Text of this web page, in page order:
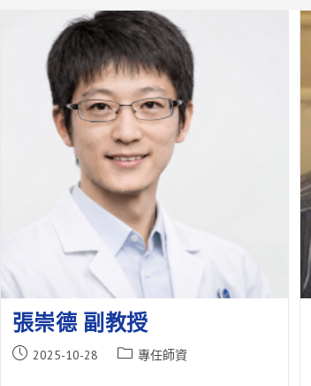
張崇德 副教授
Post 2025-10-28
Post 專任師資